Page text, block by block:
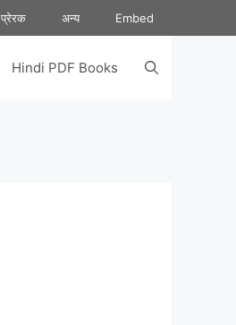
प्रेरक अन्य Embed
Hindi PDF Books